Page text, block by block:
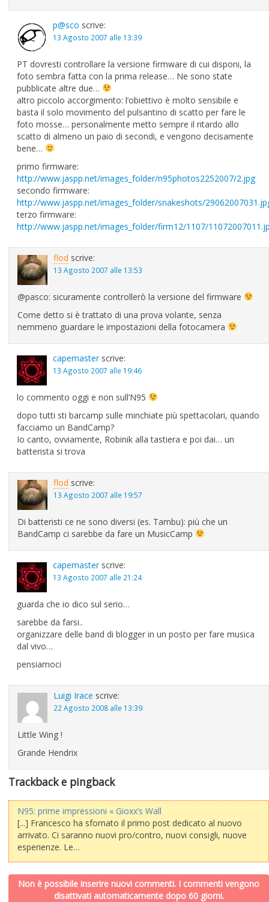
p@sco scrive:
13 Agosto 2007 alle 13:39
PT dovresti controllare la versione firmware di cui disponi, la
foto sembra fatta con la prima release… Ne sono state
pubblicate altre due…
altro piccolo accorgimento: l’obiettivo è molto sensibile e
basta il solo movimento del pulsantino di scatto per fare le
foto mosse… personalmente metto sempre il ritardo allo
scatto di almeno un paio di secondi, e vengono decisamente
bene…
primo firmware:
http://www.jaspp.net/images_folder/n95photos2252007/2.jpg
secondo firmware:
http://www.jaspp.net/images_folder/snakeshots/
terzo firmware:
http://www.jaspp.net/images_folder/firm12/1107/
flod scrive:
13 Agosto 2007 alle 13:53
@pasco: sicuramente controllerò la versione del firmware
Come detto si è trattato di una prova volante, senza
nemmeno guardare le impostazioni della fotocamera
capemasterscrive:
13 Agosto 2007 alle 19:46
lo commento oggi e non sull’N95
dopo tutti sti barcamp sulle minchiate più spettacolari, quando
facciamo un BandCamp?
Io canto, ovviamente, Robinik alla tastiera e poi dai… un
batterista si trova
flod scrive:
13 Agosto 2007 alle 19:57
Di batteristi ce ne sono diversi (es. Tambu): più che un
BandCamp ci sarebbe da fare un MusicCamp
capemasterscrive:
13 Agosto 2007 alle 21:24
guarda che io dico sul serio…
sarebbe da farsi..
organizzare delle band di blogger in un posto per fare musica
dal vivo…
pensiamoci
Luigi Irace scrive:
22 Agosto 2008 alle 13:39
Little Wing !
Grande Hendrix
Trackback e pingback
N95: prime impressioni « Gioxx’s Wall
[...] Francesco ha sfornato il primo post dedicato al nuovo
arrivato. Ci saranno nuovi pro/contro, nuovi consigli, nuove
esperienze. Le…
Non è possibile inserire nuovi commenti. I commenti vengono
disattivati automaticamente dopo 60 giorni.